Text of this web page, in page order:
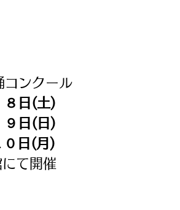
ンクール
日(土)
日(日)
０日(月)
て開催